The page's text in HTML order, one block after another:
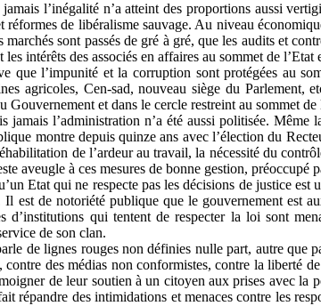
l’inégalité n’a atteint des proportions aussi
réformes de libéralisme sauvage. Au niveau
sont passés de gré à gré, que les audits et
intérêts des associés en affaires au sommet de
que l’impunité et la corruption sont protégées au
agricoles, Cen-sad, nouveau siège du
et dans le cercle restreint au sommet de
l’administration n’a été aussi politisée. Même
montre depuis quinze ans avec l’élection du
de l’ardeur au travail, la nécessité du
aveugle à ces mesures de bonne gestion, préoccupé
Etat qui ne respecte pas les décisions de justice
est de notoriété publique que le gouvernement est
qui tentent de respecter la loi sont
de son clan.
de lignes rouges non définies nulle part, autre que
des médias non conformistes, contre la liberté
de leur soutien à un citoyen aux prises avec
des intimidations et menaces contre les